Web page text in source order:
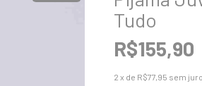
Tudo
R$155,90
2 x de R$77,95 sem